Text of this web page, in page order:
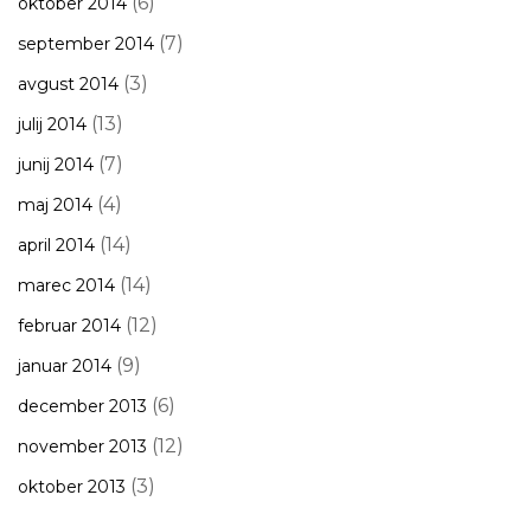
september 2014 (7)
avgust 2014 (3)
julij 2014 (13)
junij 2014 (7)
maj 2014 (4)
april 2014 (14)
marec 2014 (14)
februar 2014 (12)
januar 2014 (9)
december 2013 (6)
november 2013 (12)
oktober 2013 (3)